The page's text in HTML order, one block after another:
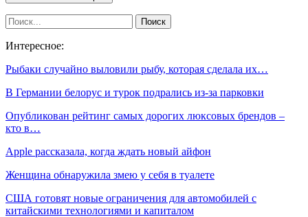
Интересное:
Рыбаки случайно выловили рыбу, которая сделала их…
В Германии белорус и турок подрались из-за парковки
Опубликован рейтинг самых дорогих люксовых брендов –
кто в…
Apple рассказала, когда ждать новый айфон
Женщина обнаружила змею у себя в туалете
США готовят новые ограничения для автомобилей с
китайскими технологиями и капиталом